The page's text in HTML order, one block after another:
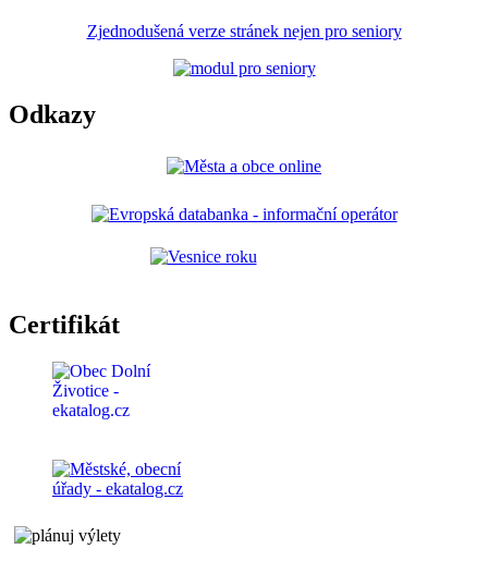
Zjednodušená verze stránek nejen pro seniory
Odkazy
Certifikát